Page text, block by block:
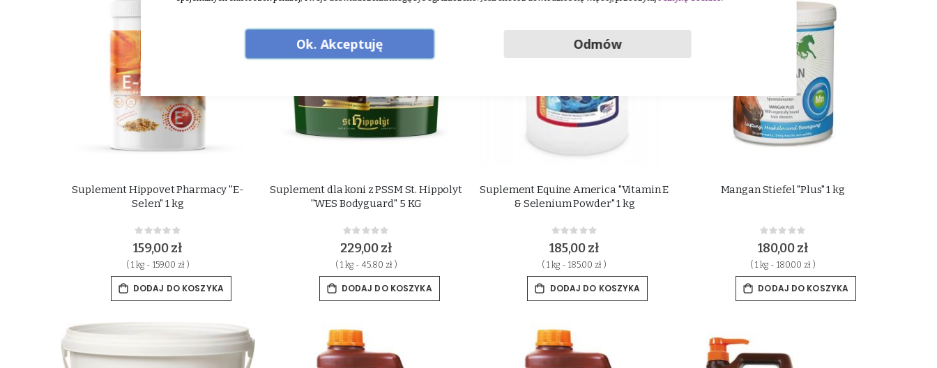
Suplement Hippovet Pharmacy ''E-
Selen'' 1 kg
Rating:
0%
159,00 zł
( 1 kg - 159.00 zł )
DODAJ DO KOSZYKA
Suplement dla koni z PSSM St. Hippolyt
''WES Bodyguard'' 5 KG
Rating:
0%
229,00 zł
( 1 kg - 45.80 zł )
DODAJ DO KOSZYKA
Suplement Equine America "Vitamin E
& Selenium Powder" 1 kg
Rating:
0%
185,00 zł
( 1 kg - 185.00 zł )
DODAJ DO KOSZYKA
Mangan Stiefel "Plus" 1 kg
Rating:
0%
180,00 zł
( 1 kg - 180.00 zł )
DODAJ DO KOSZYKA
Ok. Akceptuję Odmów